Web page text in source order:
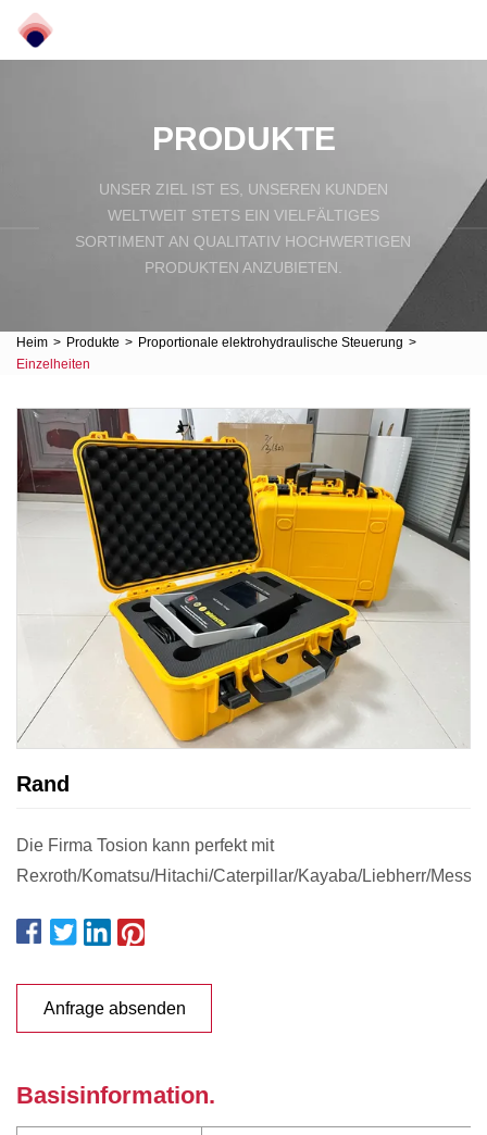
PRODUKTE
UNSER ZIEL IST ES, UNSEREN KUNDEN
WELTWEIT STETS EIN VIELFÄLTIGES
SORTIMENT AN QUALITATIV HOCHWERTIGEN
PRODUKTEN ANZUBIETEN.
Heim > Produkte > Proportionale elektrohydraulische Steuerung >
Einzelheiten
Rand
Die Firma Tosion kann perfekt mit
Rexroth/Komatsu/Hitachi/Caterpillar/Kayaba/Liebherr/
Anfrage absenden
Basisinformation.